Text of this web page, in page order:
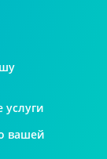
вашей